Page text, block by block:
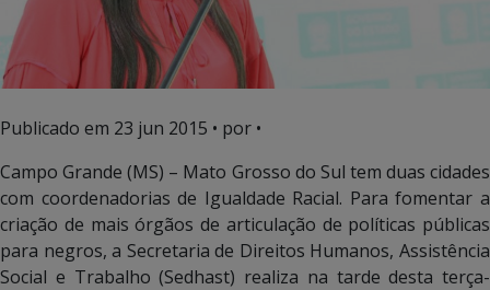
Publicado em 23 jun 2015 • por •
Campo Grande (MS) – Mato Grosso do Sul tem duas cidades
com coordenadorias de Igualdade Racial. Para fomentar a
criação de mais órgãos de articulação de políticas públicas
para negros, a Secretaria de Direitos Humanos, Assistência
Social e Trabalho (Sedhast) realiza na tarde desta terça-